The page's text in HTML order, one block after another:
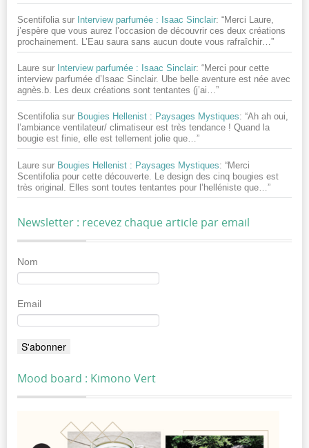
Scentifolia sur Interview parfumée : Isaac Sinclair: “Merci Laure,
j’espère que vous aurez l’occasion de découvrir ces deux créations
prochainement. L’Eau saura sans aucun doute vous rafraîchir…”
Laure sur Interview parfumée : Isaac Sinclair: “Merci pour cette
interview parfumée d’Isaac Sinclair. Ube belle aventure est née avec
agnès.b. Les deux créations sont tentantes (j’ai…”
Scentifolia sur Bougies Hellenist : Paysages Mystiques: “Ah ah oui,
l’ambiance ventilateur/ climatiseur est très tendance ! Quand la
bougie est finie, elle est tellement jolie que…”
Laure sur Bougies Hellenist : Paysages Mystiques: “Merci
Scentifolia pour cette découverte. Le design des cinq bougies est
très original. Elles sont toutes tentantes pour l’helléniste que… ”
Newsletter : recevez chaque article par email
Nom
Email
Mood board : Kimono Vert